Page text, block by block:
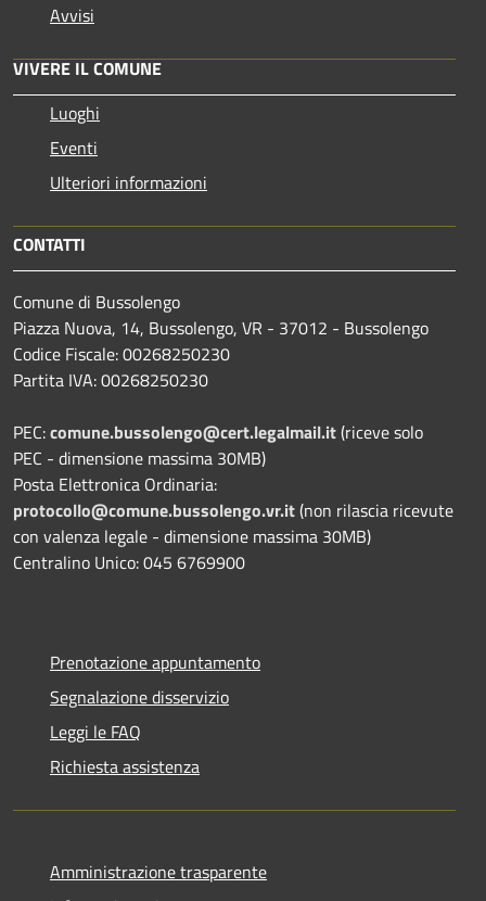
Avvisi
VIVERE IL COMUNE
Luoghi
Eventi
Ulteriori informazioni
CONTATTI
Comune di Bussolengo
Piazza Nuova, 14, Bussolengo, VR - 37012 - Bussolengo
Codice Fiscale: 00268250230
Partita IVA: 00268250230
PEC:comune.bussolengo@cert.legalmail.it(riceve solo
PEC - dimensione massima 30MB)
Posta Elettronica Ordinaria:
protocollo@comune.bussolengo.vr.it(non rilascia ricevute
con valenza legale - dimensione massima 30MB)
Centralino Unico: 045 6769900
Prenotazione appuntamento
Segnalazione disservizio
Leggi le FAQ
Richiesta assistenza
Amministrazione trasparente